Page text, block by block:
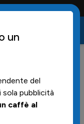
tutta la vita
avatar
un
del
pubblicità
caffè al